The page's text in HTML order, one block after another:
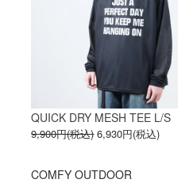
QUICK DRY MESH TEE L/S
9,900円(税込) 6,930円(税込)
COMFY OUTDOOR